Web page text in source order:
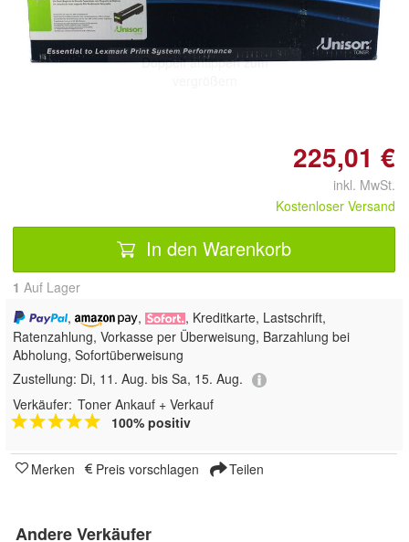
Doppelt antippen zum
225,01 €
inkl. MwSt.
Kostenloser Versand
In den Warenkorb
1 Auf Lager
,
,
, Kreditkarte, Lastschrift,
Ratenzahlung, Vorkasse per Überweisung, Barzahlung bei
Abholung, Sofortüberweisung
Zustellung: Di, 11. Aug. bis Sa, 15. Aug.
Verkäufer: Toner Ankauf + Verkauf
100% positiv
Merken Preis vorschlagen Teilen
Andere Verkäufer